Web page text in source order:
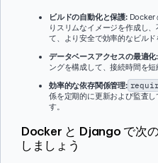
ビルドの自動化と保護: Docker
りスリムなイメージを作成し
て、より安全で効率的なビルド
データベースアクセスの最適化:
ングを構成して、接続時間を
効率的な依存関係管理:
係を定期的に更新および監査
す。
Docker と Django で次
しましょう